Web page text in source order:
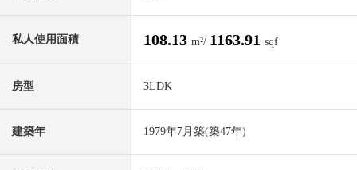
私人使用面積 108.13 m²/ 1163.91 sqf
房型 3LDK
建築年 1979年7月築(築47年)